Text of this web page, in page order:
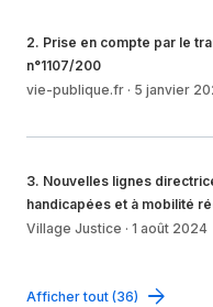
2. Prise en compte par le
n°1107/200
vie-publique.fr · 5 janvier
3. Nouvelles lignes
handicapées et à mobilité
Village Justice · 1 août 2024
Afficher tout (36)